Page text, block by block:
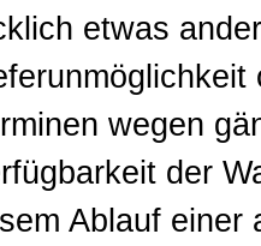
etwas
wegen
der
Ablauf einer